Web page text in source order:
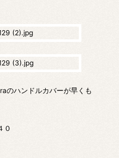
のハンドルカバーが早くも
０